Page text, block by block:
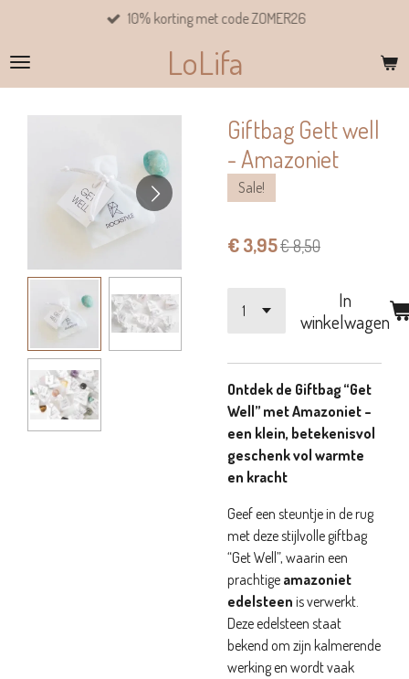
naar
de
LoLifa
10% korting met code ZOMER26
Giftbag Gett well
- Amazoniet
Sale!
€ 3,95€ 8,50
In
winkelwagen
Ontdek de Giftbag “Get
Well” met Amazoniet –
een klein, betekenisvol
geschenk vol warmte
en kracht
Geef een steuntje in de rug
met deze stijlvolle giftbag
“Get Well”, waarin een
prachtige amazoniet
edelsteen is verwerkt.
Deze edelsteen staat
bekend om zijn kalmerende
werking en wordt vaak